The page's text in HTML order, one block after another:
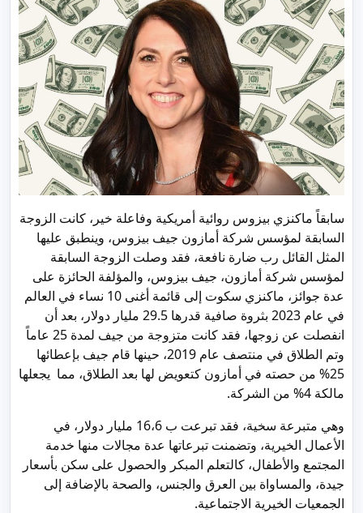
سابقاً ماكنزي بيزوس روائية أمريكية وفاعلة خير، كانت الزوجة
السابقة لمؤسس شركة أمازون جيف بيزوس، وينطبق عليها
المثل القائل رب ضارة نافعة، فقد وصلت الزوجة السابقة
لمؤسس شركة أمازون، جيف بيزوس، والمؤلفة الحائزة على
عدة جوائز، ماكنزي سكوت إلى قائمة أغنى 10 نساء في العالم
في عام 2023 بثروة صافية قدرها 29.5 مليار دولار، بعد أن
انفصلت عن زوجها، فقد كانت متزوجة من جيف لمدة 25 عاماً
وتم الطلاق في منتصف عام 2019، حينها قام جيف بإعطائها
25% من حصته في أمازون كتعويض لها بعد الطلاق، مما يجعلها
مالكة 4% من الشركة.
وهي متبرعة سخية، فقد تبرعت ب 16،6 مليار دولار، في
الأعمال الخيرية، وتضمنت تبرعاتها عدة مجالات منها خدمة
المجتمع والأطفال، كالتعلم المبكر والحصول على سكن بأسعار
جيدة، والمساواة بين العرق والجنس، والصحة بالإضافة إلى
الجمعيات الخيرية الاجتماعية.